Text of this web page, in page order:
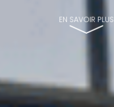
EN SAVOIR PLUS